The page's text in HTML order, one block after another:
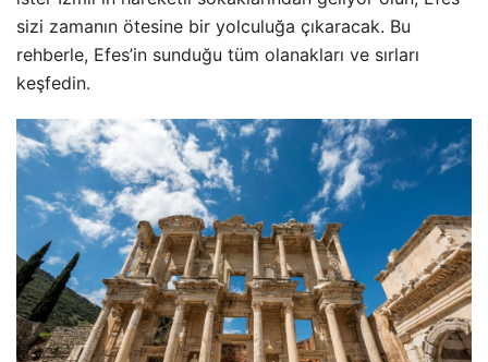
sizi zamanın ötesine bir yolculuğa çıkaracak. Bu
rehberle, Efes’in sunduğu tüm olanakları ve sırları
keşfedin.